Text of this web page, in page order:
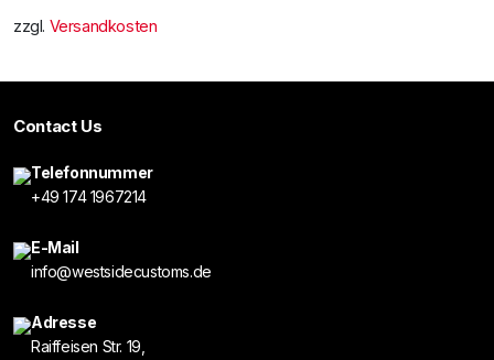
zzgl. Versandkosten
Contact Us
Telefonnummer
+49 174 1967214
E-Mail
info@westsidecustoms.de
Adresse
Raiffeisen Str. 19,